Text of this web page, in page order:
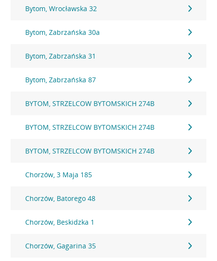
Bytom, Wrocławska 32
Bytom, Zabrzańska 30a
Bytom, Zabrzańska 31
Bytom, Zabrzańska 87
BYTOM, STRZELCOW BYTOMSKICH 274B
BYTOM, STRZELCOW BYTOMSKICH 274B
BYTOM, STRZELCOW BYTOMSKICH 274B
Chorzów, 3 Maja 185
Chorzów, Batorego 48
Chorzów, Beskidzka 1
Chorzów, Gagarina 35